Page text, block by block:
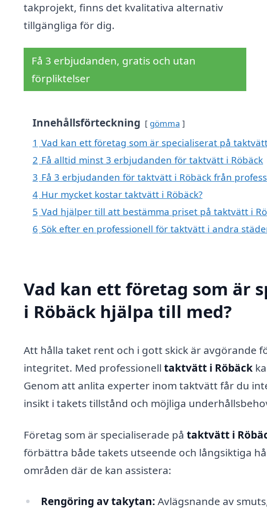
takprojekt, finns det kvalitativa alternativ
tillgängliga för dig.
Få 3 erbjudanden, gratis och utan
förpliktelser
Innehållsförteckning gömma
1 Vad kan ett företag som är specialiserat på
2 Få alltid minst 3 erbjudanden för taktvätt i Röbäck
3 Få 3 erbjudanden för taktvätt i Röbäck från
4 Hur mycket kostar taktvätt i Röbäck?
5 Vad hjälper till att bestämma priset på taktvätt i
6 Sök efter en professionell för taktvätt i andra
Vad kan ett företag som är
i Röbäck hjälpa till med?
Att hålla taket rent och i gott skick är avgörande
integritet. Med professionell taktvätt i Röbäck
Genom att anlita experter inom taktvätt får du
insikt i takets tillstånd och möjliga
Företag som är specialiserade på taktvätt i
förbättra både takets utseende och långsiktiga
områden där de kan assistera:
Rengöring av takytan: Avlägsnande av